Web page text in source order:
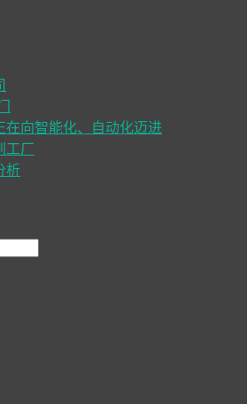
在向智能化、自动化迈进
工厂
析